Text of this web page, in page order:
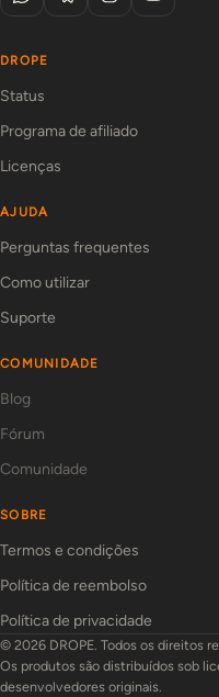
DROPE
Status
Programa de afiliado
Licenças
AJUDA
Perguntas frequentes
Como utilizar
Suporte
COMUNIDADE
Blog
Fórum
Comunidade
SOBRE
Termos e condições
Política de reembolso
Política de privacidade
© 2026 DROPE. Todos os direitos
Os produtos são distribuídos sob
desenvolvedores originais.